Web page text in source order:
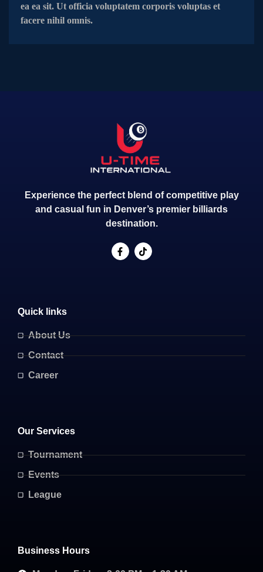
ea ea sit. Ut officia voluptatem corporis voluptas et
facere nihil omnis.
Experience the perfect blend of competitive play
and casual fun in Denver’s premier billiards
destination.
Quick links
About Us
Contact
Career
Our Services
Tournament
Events
League
Business Hours